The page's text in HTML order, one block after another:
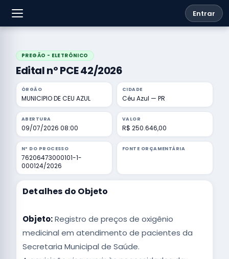
Entrar
PREGÃO - ELETRÔNICO
Edital nº PCE 42/2026
ÓRGÃO
MUNICIPIO DE CEU AZUL
CIDADE
Céu Azul — PR
ABERTURA
09/07/2026 08:00
VALOR
R$ 250.646,00
Nº DO PROCESSO
76206473000101-1-
000124/2026
FONTE ORÇAMENTÁRIA
Detalhes do Objeto
Objeto:Registro de preços de oxigênio
medicinal em atendimento de pacientes da
Secretaria Municipal de Saúde.